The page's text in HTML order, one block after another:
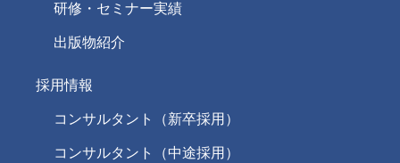
研修・セミナー実績
出版物紹介
採用情報
コンサルタント（新卒採用）
コンサルタント（中途採用）